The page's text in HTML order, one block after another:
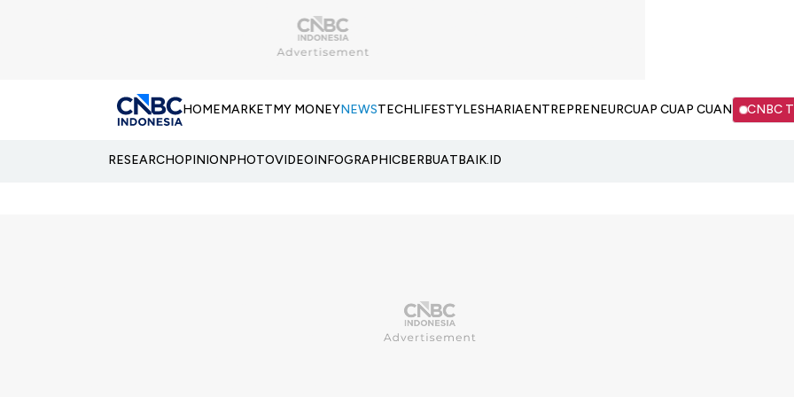
HOMEMARKETMY MONEYNEWSTECHLIFESTYLESHARIAENTREPRENEURCUAP CUAP CUAN CNBC
RESEARCHOPINIONPHOTOVIDEOINFOGRAPHICBERBUATBAIK.ID